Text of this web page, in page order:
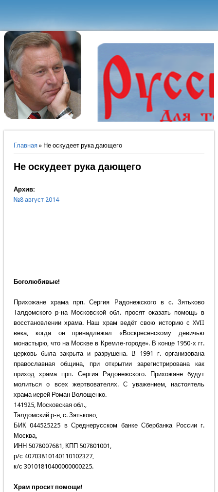
Вы здесь
Главная» Не оскудеет рука дающего
Не оскудеет рука дающего
Архив:
№8 август 2014
Боголюбивые!
Прихожане храма прп. Сергия Радонежского в с. Зятьково
Талдомского р-на Московской обл. просят оказать помощь в
восстановлении храма. Наш храм ведёт свою историю с XVII
века, когда он принадлежал «Воскресенскому девичью
монастырю, что на Москве в Кремле-городе». В конце 1950-х гг.
церковь была закрыта и разрушена. В 1991 г. организована
православная община, при открытии зарегистрирована как
приход храма прп. Сергия Радонежского. Прихожане будут
молиться о всех жертвователях. С уважением, настоятель
храма иерей Роман Волощенко.
141925, Московская обл.,
Талдомский р-н, с. Зятьково,
БИК 044525225 в Среднерусском банке Сбербанка России г.
Москва,
ИНН 5078007681, КПП 507801001,
р/с 40703810140110102327,
к/с 30101810400000000225.
Храм просит помощи!